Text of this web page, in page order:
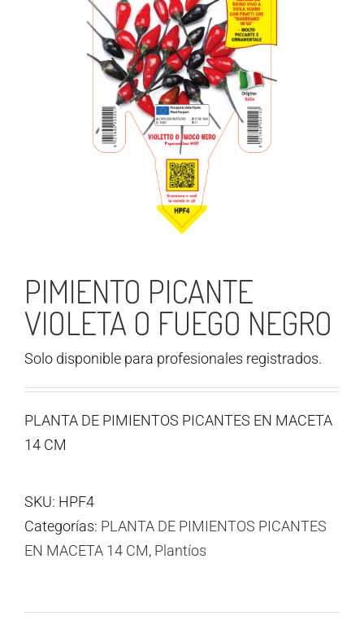
PIMIENTO PICANTE
VIOLETA O FUEGO NEGRO
Solo disponible para profesionales registrados.
PLANTA DE PIMIENTOS PICANTES EN MACETA
14 CM
SKU: HPF4
Categorías: PLANTA DE PIMIENTOS PICANTES
EN MACETA 14 CM, Plantíos